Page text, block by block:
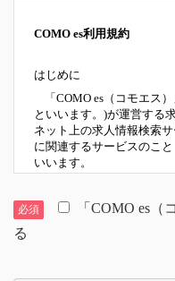
COMO es利用規約
はじめに
「COMO es（コモエス
といいます。)が運営する
ネット上の求人情報検索
に関連するサービスのこ
いいます。
必須
「COMO es
る